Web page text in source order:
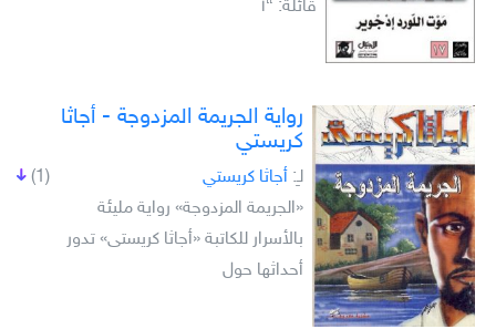
قائلة: “أ
رواية الجريمة المزدوجة - أجاثا
كريستي
(1) لـِ:أجاثا كريستي
«الجريمة المزدوجة» رواية مليئة
بالأسرار للكاتبة «أجاثا كريستى» تدور
أحداثها حول